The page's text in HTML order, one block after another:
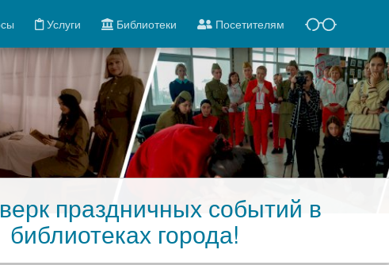
Услуги Библиотеки Посетителям
праздничных событий в
библиотеках города!